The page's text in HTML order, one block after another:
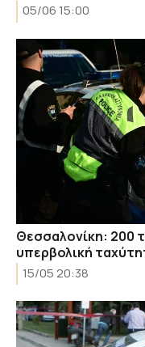
05/06 15:00
Θεσσαλονίκη: 200
υπερβολική
15/05 20:38